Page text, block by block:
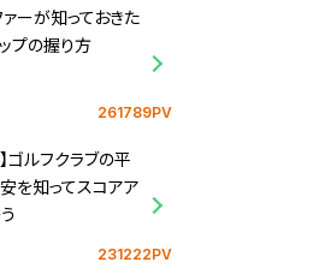
ーが知っておきた
プの握り方
261789PV
ゴルフクラブの平
を知ってスコアア
231222PV